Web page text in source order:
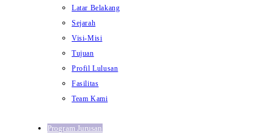
Latar Belakang
Sejarah
Visi-Misi
Tujuan
Profil Lulusan
Fasilitas
Team Kami
Program Jurusan